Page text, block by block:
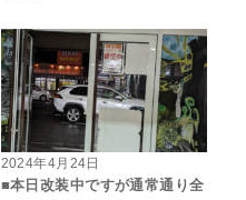
2024年4月24日
■本日改装中ですが通常通り全